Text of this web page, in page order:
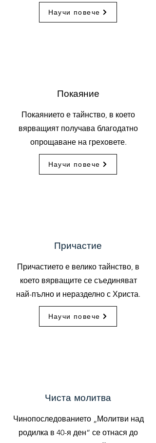
Научи повече
Покаяние
Покаянието е тайнство, в което
вярващият получава благодатно
опрощаване на греховете.
Научи повече
Причастие
Причастието е велико тайнство, в
което вярващите се съединяват
най-пълно и неразделно с Христа.
Научи повече
Чиста молитва
Чинопоследованието „Молитви над
родилка в 40-я ден” се отнася до